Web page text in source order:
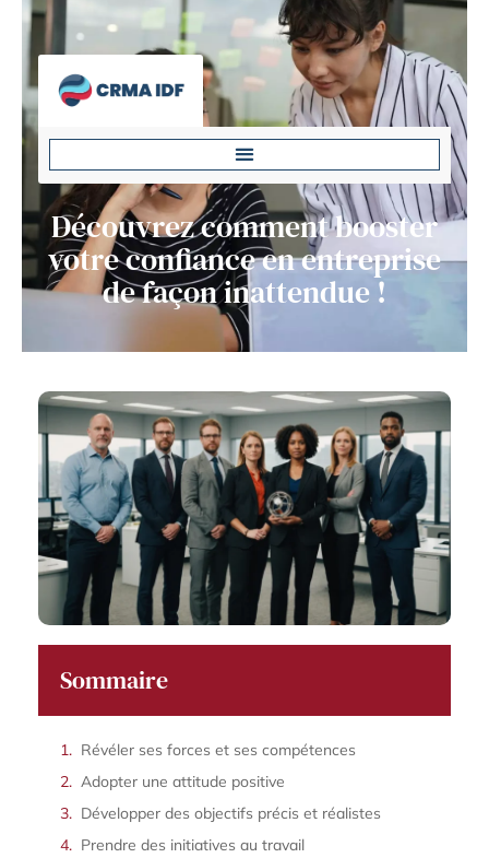
Découvrez comment booster
votre confiance en entreprise
de façon inattendue !
Sommaire
Révéler ses forces et ses compétences
Adopter une attitude positive
Développer des objectifs précis et réalistes
Prendre des initiatives au travail